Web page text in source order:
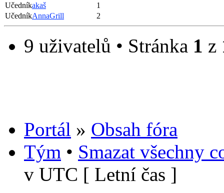
Učedníkakaš
1
UčedníkAnnaGrill 2
9 uživatelů • Stránka 1 z
Portál » Obsah fóra
Tým • Smazat všechny
v UTC [ Letní čas ]